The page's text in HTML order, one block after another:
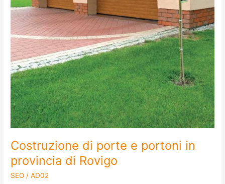
Costruzione di porte e portoni in
provincia di Rovigo
SEO /AD02